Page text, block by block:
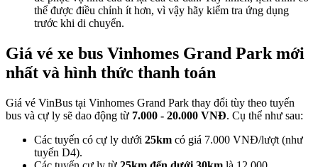
thể được điều chỉnh ít hơn, vì vậy hãy kiểm tra ứng dụng
trước khi di chuyển.
Giá vé xe bus Vinhomes Grand Park mới
nhất và hình thức thanh toán
Giá vé VinBus tại Vinhomes Grand Park thay đổi tùy theo tuyến
bus và cự ly sẽ dao động từ 7.000 - 20.000 VNĐ. Cụ thể như sau:
Các tuyến có cự ly dưới 25km có giá 7.000 VNĐ/lượt (như
tuyến D4).